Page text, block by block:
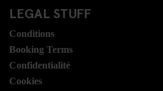
LEGAL STUFF
Conditions
Booking Terms
Confidentialité
Cookies